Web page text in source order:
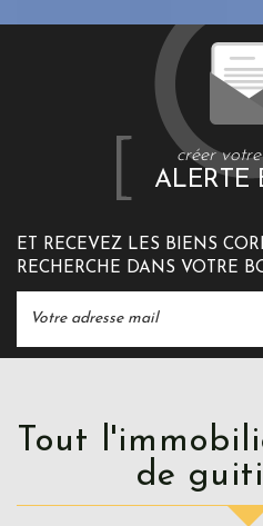
créer
ALERTE
ET RECEVEZ LES BIENS
RECHERCHE DANS VOTRE
Tout l'immobilier sur la ville
de